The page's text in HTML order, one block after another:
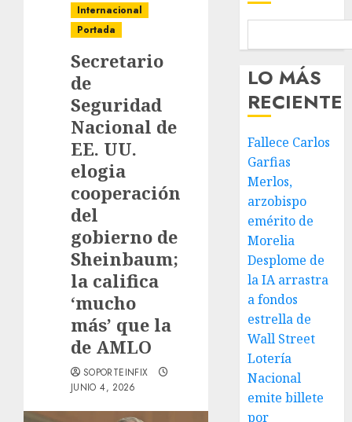
Internacional
Portada
Secretario
de
Seguridad
Nacional de
EE. UU.
elogia
cooperación
del
gobierno de
Sheinbaum;
la califica
‘mucho
más’ que la
de AMLO
SOPORTEINFIX
JUNIO 4, 2026
LO MÁS
RECIENTE
Fallece Carlos
Garfias
Merlos,
arzobispo
emérito de
Morelia
Desplome de
la IA arrastra
a fondos
estrella de
Wall Street
Lotería
Nacional
emite billete
por